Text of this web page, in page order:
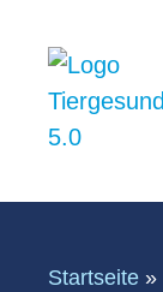
Startseite »